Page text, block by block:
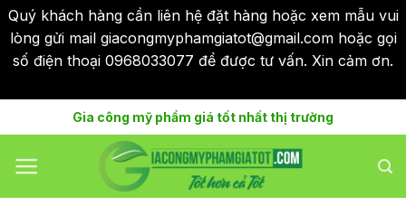
Quý khách hàng cần liên hệ đặt hàng hoặc xem mẫu vui
lòng gửi mail giacongmyphamgiatot@gmail.com hoặc gọi
số điện thoại 0968033077 để được tư vấn. Xin cảm ơn.
to
content
Gia công mỹ phẩm giá tốt nhất thị trường